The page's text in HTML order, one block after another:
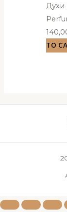
Духи
TO